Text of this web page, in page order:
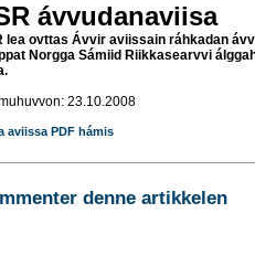
ávvudanaviisa
lea ovttas Ávvir aviissain ráhkadan
Norgga Sámiid Riikkasearvvi
23.10.2008
aviissa PDF hámis
denne artikkelen